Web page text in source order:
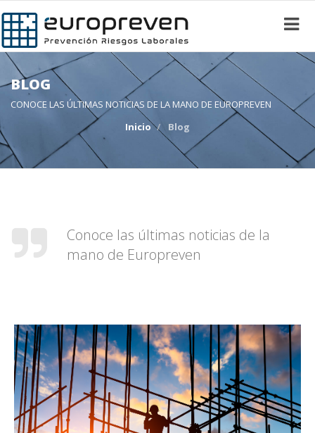
BLOG
CONOCE LAS ÚLTIMAS NOTICIAS DE LA MANO DE EUROPREVEN
Inicio
Blog
Conoce las últimas noticias de la
mano de Europreven